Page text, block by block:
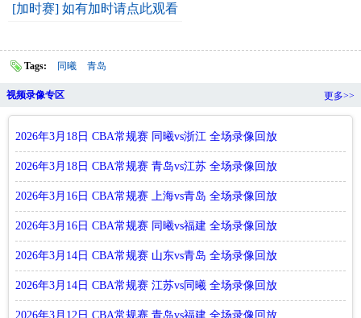
[加时赛] 如有加时请点此观看
Tags: 同曦 青岛
视频录像专区 更多>>
2026年3月18日 CBA常规赛 同曦vs浙江 全场录像回放
2026年3月18日 CBA常规赛 青岛vs江苏 全场录像回放
2026年3月16日 CBA常规赛 上海vs青岛 全场录像回放
2026年3月16日 CBA常规赛 同曦vs福建 全场录像回放
2026年3月14日 CBA常规赛 山东vs青岛 全场录像回放
2026年3月14日 CBA常规赛 江苏vs同曦 全场录像回放
2026年3月12日 CBA常规赛 青岛vs福建 全场录像回放